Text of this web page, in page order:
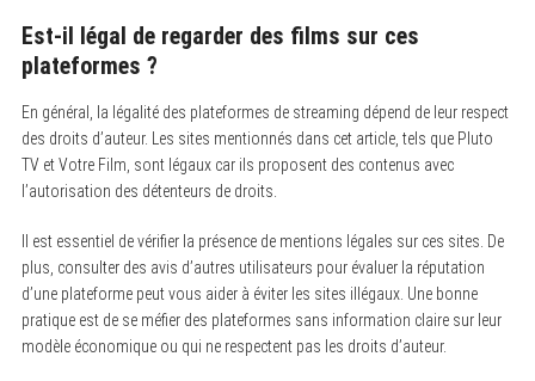
Est-il légal de regarder des films sur ces
plateformes ?
En général, la légalité des plateformes de streaming dépend de leur respect
des droits d’auteur. Les sites mentionnés dans cet article, tels que Pluto
TV et Votre Film, sont légaux car ils proposent des contenus avec
l’autorisation des détenteurs de droits.
Il est essentiel de vérifier la présence de mentions légales sur ces sites. De
plus, consulter des avis d’autres utilisateurs pour évaluer la réputation
d’une plateforme peut vous aider à éviter les sites illégaux. Une bonne
pratique est de se méfier des plateformes sans information claire sur leur
modèle économique ou qui ne respectent pas les droits d’auteur.